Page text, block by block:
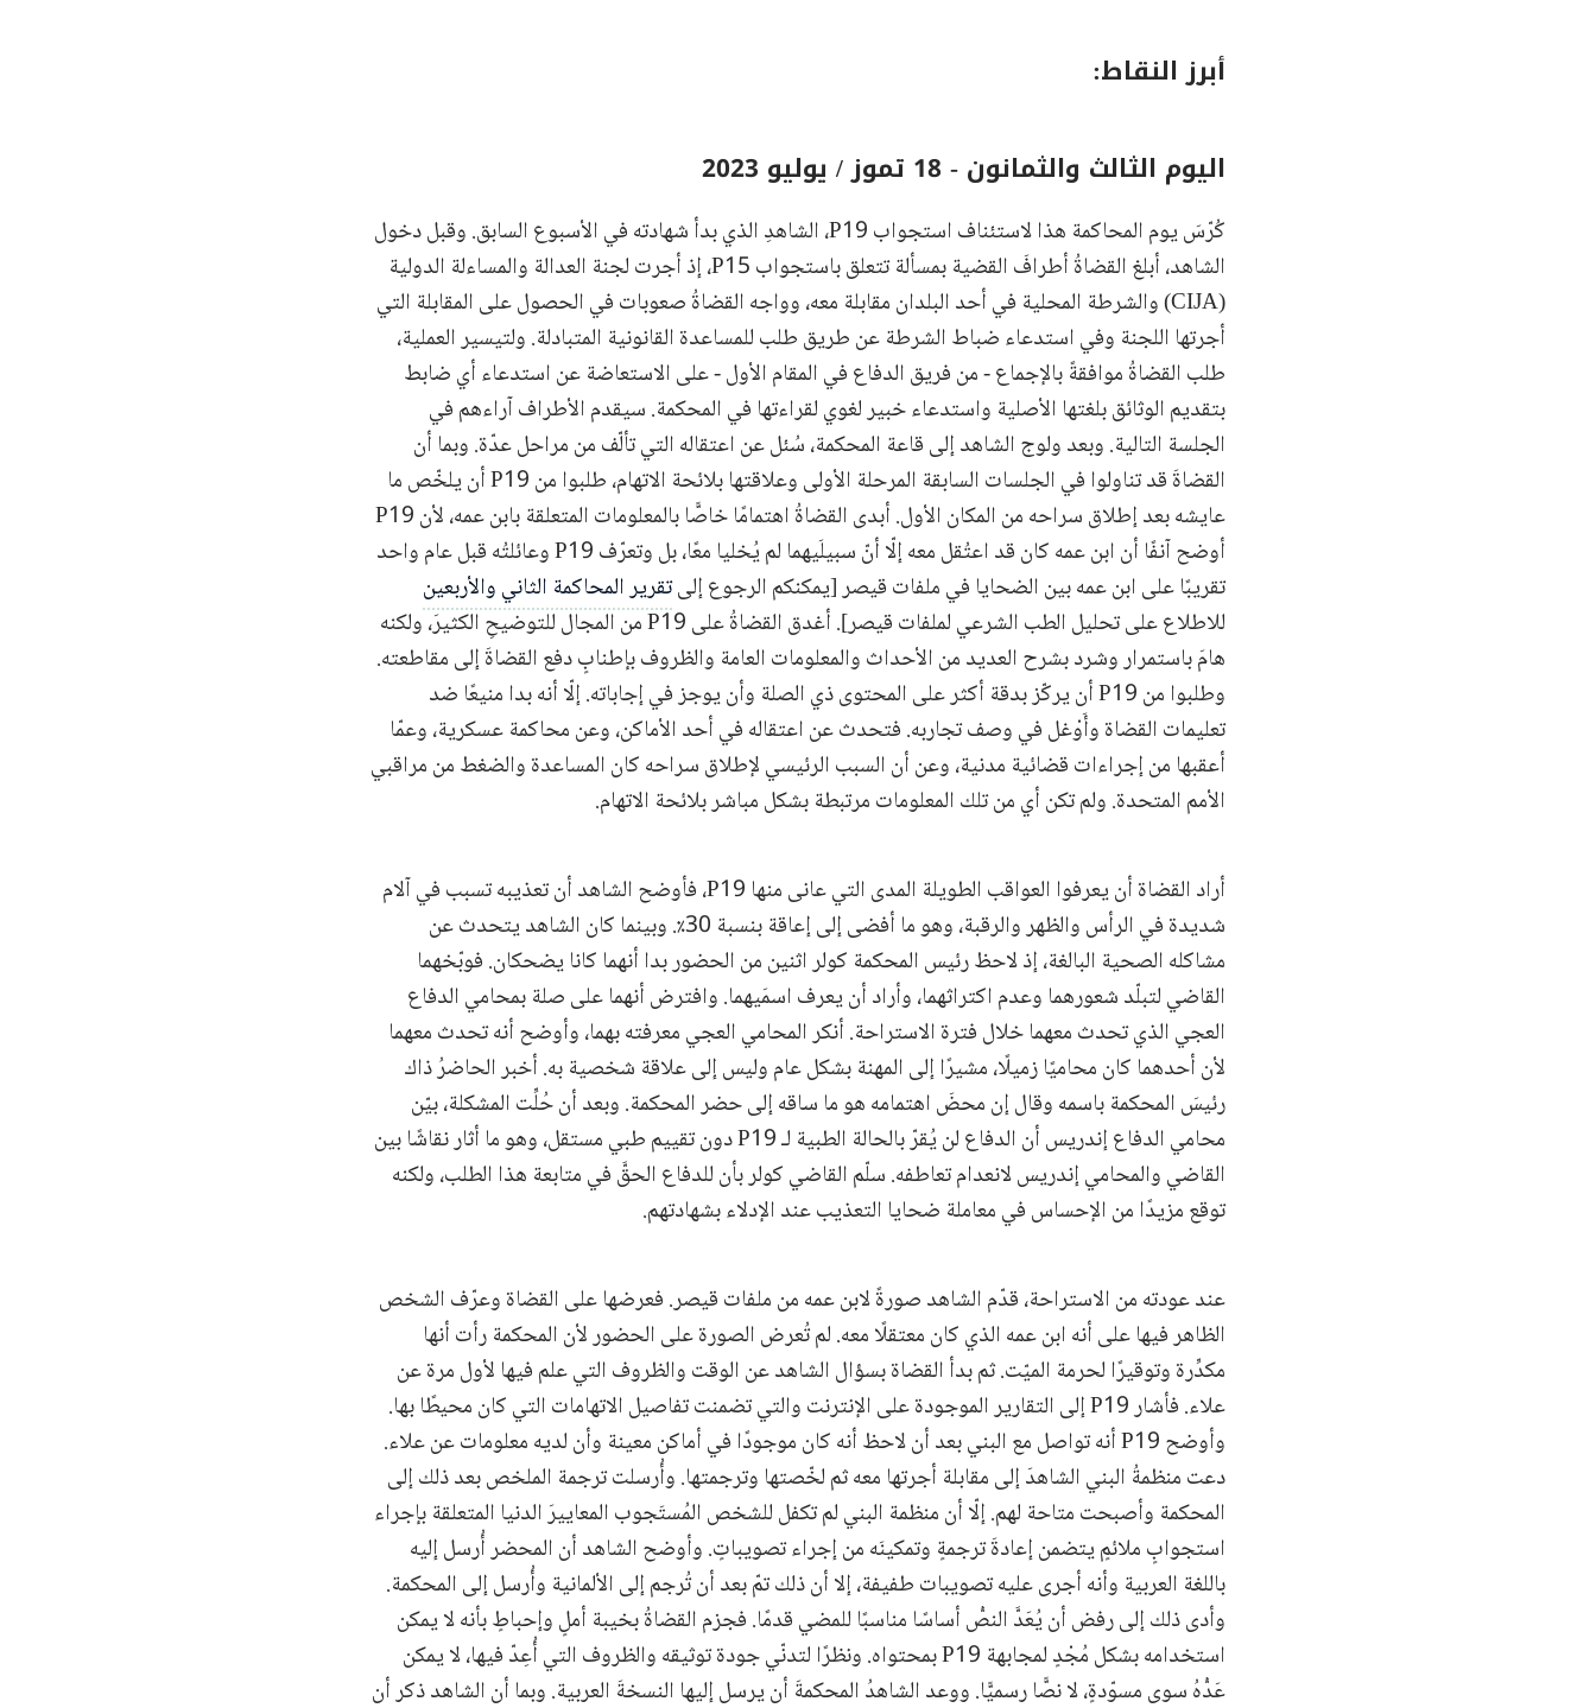
أبرز النقاط:
اليوم الثالث والثمانون - 18 تموز / يوليو 2023
كُرّسَ يوم المحاكمة هذا لاستئناف استجواب P19، الشاهدِ الذي بدأ شهادته في الأسبوع السابق. وقبل دخول
الشاهد، أبلغ القضاةُ أطرافَ القضية بمسألة تتعلق باستجواب P15، إذ أجرت لجنة العدالة والمساءلة الدولية
(CIJA) والشرطة المحلية في أحد البلدان مقابلة معه، وواجه القضاةُ صعوبات في الحصول على المقابلة التي
أجرتها اللجنة وفي استدعاء ضباط الشرطة عن طريق طلب للمساعدة القانونية المتبادلة. ولتيسير العملية،
طلب القضاةُ موافقةً بالإجماع - من فريق الدفاع في المقام الأول - على الاستعاضة عن استدعاء أي ضابط
بتقديم الوثائق بلغتها الأصلية واستدعاء خبير لغوي لقراءتها في المحكمة. سيقدم الأطراف آراءهم في
الجلسة التالية. وبعد ولوج الشاهد إلى قاعة المحكمة، سُئل عن اعتقاله التي تألّف من مراحل عدّة. وبما أن
القضاةَ قد تناولوا في الجلسات السابقة المرحلة الأولى وعلاقتها بلائحة الاتهام، طلبوا من P19 أن يلخّص ما
عايشه بعد إطلاق سراحه من المكان الأول. أبدى القضاةُ اهتمامًا خاصًّا بالمعلومات المتعلقة بابن عمه، لأن P19
أوضح آنفًا أن ابن عمه كان قد اعتُقل معه إلّا أنّ سبيلَيهما لم يُخليا معًا، بل وتعرّف P19 وعائلتُه قبل عام واحد
تقريبًا على ابن عمه بين الضحايا في ملفات قيصر [يمكنكم الرجوع إلىتقرير المحاكمة الثاني والأربعين
للاطلاع على تحليل الطب الشرعي لملفات قيصر]. أغدق القضاةُ على P19 من المجال للتوضيحِ الكثيرَ، ولكنه
هامَ باستمرار وشرد بشرح العديد من الأحداث والمعلومات العامة والظروف بإطنابٍ دفع القضاةَ إلى مقاطعته.
وطلبوا من P19 أن يركّز بدقة أكثر على المحتوى ذي الصلة وأن يوجز في إجاباته. إلّا أنه بدا منيعًا ضد
تعليمات القضاة وأَوْغل في وصف تجاربه. فتحدث عن اعتقاله في أحد الأماكن، وعن محاكمة عسكرية، وعمّا
أعقبها من إجراءات قضائية مدنية، وعن أن السبب الرئيسي لإطلاق سراحه كان المساعدة والضغط من مراقبي
الأمم المتحدة. ولم تكن أي من تلك المعلومات مرتبطة بشكل مباشر بلائحة الاتهام.
أراد القضاة أن يعرفوا العواقب الطويلة المدى التي عانى منها P19، فأوضح الشاهد أن تعذيبه تسبب في آلام
شديدة في الرأس والظهر والرقبة، وهو ما أفضى إلى إعاقة بنسبة 30٪. وبينما كان الشاهد يتحدث عن
مشاكله الصحية البالغة، إذ لاحظ رئيس المحكمة كولر اثنين من الحضور بدا أنهما كانا يضحكان. فوبّخهما
القاضي لتبلّد شعورهما وعدم اكتراثهما، وأراد أن يعرف اسمَيهما. وافترض أنهما على صلة بمحامي الدفاع
العجي الذي تحدث معهما خلال فترة الاستراحة. أنكر المحامي العجي معرفته بهما، وأوضح أنه تحدث معهما
لأن أحدهما كان محاميًا زميلًا، مشيرًا إلى المهنة بشكل عام وليس إلى علاقة شخصية به. أخبر الحاضرُ ذاك
رئيسَ المحكمة باسمه وقال إن محضَ اهتمامه هو ما ساقه إلى حضر المحكمة. وبعد أن حُلِّت المشكلة، بيّن
محامي الدفاع إندريس أن الدفاع لن يُقرّ بالحالة الطبية لـ P19 دون تقييم طبي مستقل، وهو ما أثار نقاشًا بين
القاضي والمحامي إندريس لانعدام تعاطفه. سلّم القاضي كولر بأن للدفاع الحقَّ في متابعة هذا الطلب، ولكنه
توقع مزيدًا من الإحساس في معاملة ضحايا التعذيب عند الإدلاء بشهادتهم.
عند عودته من الاستراحة، قدّم الشاهد صورةً لابن عمه من ملفات قيصر. فعرضها على القضاة وعرّف الشخص
الظاهر فيها على أنه ابن عمه الذي كان معتقلًا معه. لم تُعرض الصورة على الحضور لأن المحكمة رأت أنها
مكدِّرة وتوقيرًا لحرمة الميّت. ثم بدأ القضاة بسؤال الشاهد عن الوقت والظروف التي علم فيها لأول مرة عن
علاء. فأشار P19 إلى التقارير الموجودة على الإنترنت والتي تضمنت تفاصيل الاتهامات التي كان محيطًا بها.
وأوضح P19 أنه تواصل مع البني بعد أن لاحظ أنه كان موجودًا في أماكن معينة وأن لديه معلومات عن علاء.
دعت منظمةُ البني الشاهدَ إلى مقابلة أجرتها معه ثم لخّصتها وترجمتها. وأُرسلت ترجمة الملخص بعد ذلك إلى
المحكمة وأصبحت متاحة لهم. إلّا أن منظمة البني لم تكفل للشخص المُستَجوب المعاييرَ الدنيا المتعلقة بإجراء
استجوابٍ ملائمٍ يتضمن إعادةَ ترجمةٍ وتمكينَه من إجراء تصويباتٍ. وأوضح الشاهد أن المحضر أُرسل إليه
باللغة العربية وأنه أجرى عليه تصويبات طفيفة، إلا أن ذلك تمّ بعد أن تُرجم إلى الألمانية وأُرسل إلى المحكمة.
وأدى ذلك إلى رفض أن يُعَدَّ النصُّ أساسًا مناسبًا للمضي قدمًا. فجزم القضاةُ بخيبة أملٍ وإحباطٍ بأنه لا يمكن
استخدامه بشكل مُجْدٍ لمجابهة P19 بمحتواه. ونظرًا لتدنّي جودة توثيقه والظروف التي أُعِدّ فيها، لا يمكن
عَدُّهُ سوى مسوّدةٍ، لا نصًّا رسميًّا. ووعد الشاهدُ المحكمةَ أن يرسل إليها النسخةَ العربية. وبما أن الشاهد ذكر أن